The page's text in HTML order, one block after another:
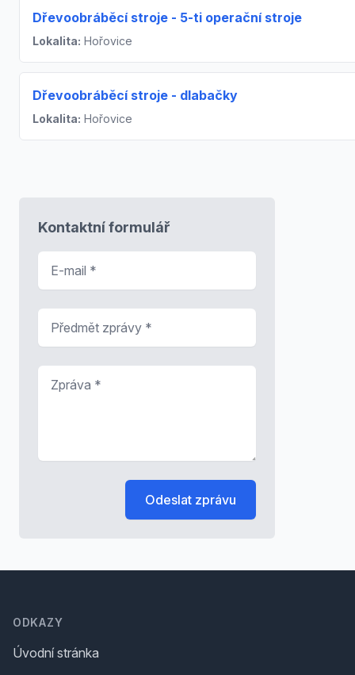
Dřevoobráběcí stroje - 5-ti operační stroje
Lokalita: Hořovice
Dřevoobráběcí stroje - dlabačky
Lokalita: Hořovice
Kontaktní formulář
Odeslat zprávu
ODKAZY
Úvodní stránka